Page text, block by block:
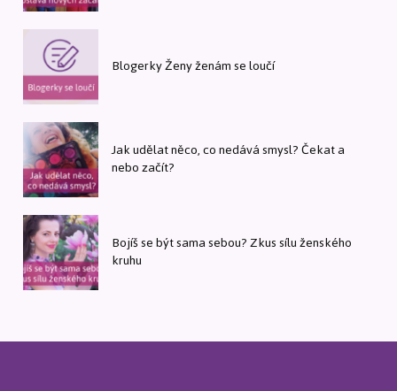
Blogerky Ženy ženám se loučí
Jak udělat něco, co nedává smysl? Čekat a
nebo začít?
Bojíš se být sama sebou? Zkus sílu ženského
kruhu